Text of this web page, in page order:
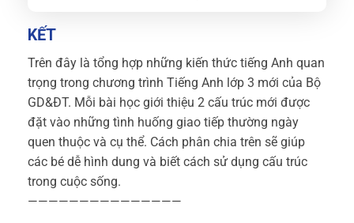
KẾT
Trên đây là tổng hợp những kiến thức tiếng Anh quan
trọng trong chương trình Tiếng Anh lớp 3 mới của Bộ
GD&ĐT. Mỗi bài học giới thiệu 2 cấu trúc mới được
đặt vào những tình huống giao tiếp thường ngày
quen thuộc và cụ thể. Cách phân chia trên sẽ giúp
các bé dễ hình dung và biết cách sử dụng cấu trúc
trong cuộc sống.
———————————————